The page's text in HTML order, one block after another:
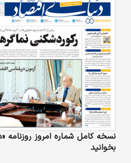
نسخه کامل شماره امروز روزنامه
بخوانید